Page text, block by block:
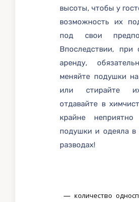
высоты, чтобы у
возможность их
под свои
Впоследствии, при
аренду,
меняйте подушки
или стирайте
отдавайте в
крайне неприятно
подушки и одеяла
разводах!
— количество